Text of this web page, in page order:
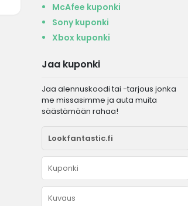
McAfee kuponki
Sony kuponki
Xbox kuponki
Jaa kuponki
Jaa alennuskoodi tai -tarjous jonka
me missasimme ja auta muita
säästämään rahaa!